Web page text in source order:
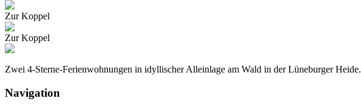
Zur Koppel
Zur Koppel
Zwei 4-Sterne-Ferienwohnungen in idyllischer Alleinlage am Wald in der Lüneburger Heide.
Navigation